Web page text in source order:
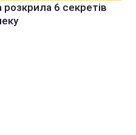
6 секретів